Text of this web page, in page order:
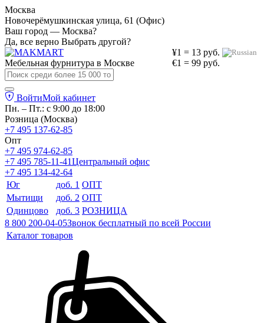
Москва
Новочерёмушкинская улица, 61 (Офис)
Ваш город — Москва?
Да, все верно Выбрать другой?
¥1 = 13 руб.
€1 = 99 руб.
Мебельная фурнитура в Москве
ВойтиМой кабинет
Пн. – Пт.: с 9:00 до 18:00
Розница (Москва)
+7 495 137-62-85
Опт
+7 495 974-62-85
+7 495 785-11-41Центральный офис
+7 495 134-42-64
Юг
доб. 1 ОПТ
Мытищи
доб. 2 ОПТ
Одинцово
доб. 3 РОЗНИЦА
8 800 200-04-05Звонок бесплатный по всей России
Каталог товаров